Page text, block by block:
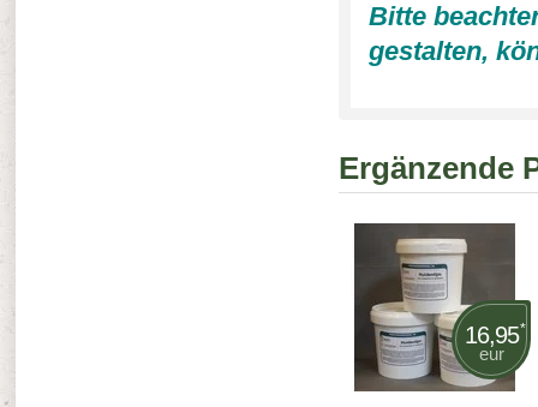
Bitte
gestalten,
Ergänzende
16,95*
eur